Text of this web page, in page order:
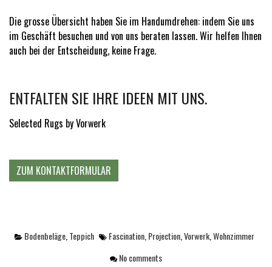
Die grosse Übersicht haben Sie im Handumdrehen: indem Sie uns
im Geschäft besuchen und von uns beraten lassen. Wir helfen Ihnen
auch bei der Entscheidung, keine Frage.
ENTFALTEN SIE IHRE IDEEN MIT UNS.
Selected Rugs by Vorwerk
ZUM KONTAKTFORMULAR
Bodenbeläge Teppich Fascination Projection Vorwerk Wohnzimmer
No comments